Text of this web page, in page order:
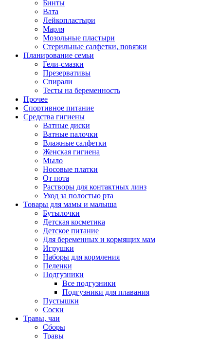
Бинты
Вата
Лейкопластыри
Марля
Мозольные пластыри
Стерильные салфетки, повязки
Планирование семьи
Гели-смазки
Презервативы
Спирали
Тесты на беременность
Прочее
Спортивное питание
Средства гигиены
Ватные диски
Ватные палочки
Влажные салфетки
Женская гигиена
Мыло
Носовые платки
От пота
Растворы для контактных линз
Уход за полостью рта
Товары для мамы и малыша
Бутылочки
Детская косметика
Детское питание
Для беременных и кормящих мам
Игрушки
Наборы для кормления
Пеленки
Подгузники
Все подгузники
Подгузники для плавания
Пустышки
Соски
Травы, чаи
Сборы
Травы